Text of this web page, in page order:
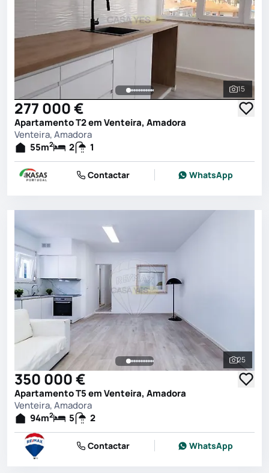
Ver
15
277 000 €
Apartamento T2 em Venteira, Amadora
Venteira, Amadora
55m2 2 1
Contactar WhatsApp
Ver
25
350 000 €
Apartamento T5 em Venteira, Amadora
Venteira, Amadora
94m2 5 2
Contactar WhatsApp